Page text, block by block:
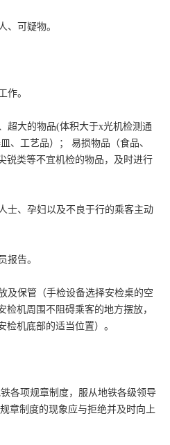
、可疑物。
作。
超大的物品(体积大于x光机检测通
、工艺品）； 易损物品（食品、
锐类等不宜机检的物品，及时进行
士、孕妇以及不良于行的乘客主动
报告。
及保管（手检设备选择安检桌的空
检机周围不阻碍乘客的地方摆放，
检机底部的适当位置）。
各项规章制度，服从地铁各级领导
章制度的现象应与拒绝并及时向上